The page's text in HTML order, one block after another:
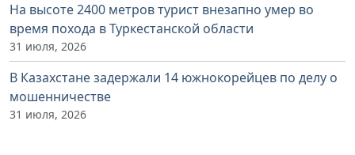
На высоте 2400 метров турист внезапно умер во
время похода в Туркестанской области
31 июля, 2026
В Казахстане задержали 14 южнокорейцев по делу о
мошенничестве
31 июля, 2026